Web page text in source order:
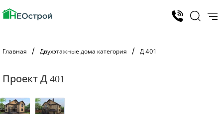
Главная Двухэтажные дома категория Д 401
Проект Д 401